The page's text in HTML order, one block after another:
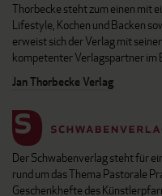
Thorbecke steht zum einen mit
Lifestyle, Kochen und Backen
erweist sich der Verlag mit
kompetenter Verlagspartner im
Jan Thorbecke Verlag
Der Schwabenverlag steht für
rund um das Thema Pastorale
Geschenkhefte des